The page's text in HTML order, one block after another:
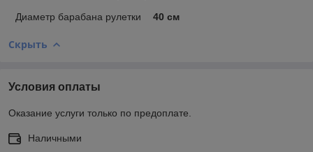
Диаметр барабана рулетки 40 см
Скрыть
Условия оплаты
Оказание услуги только по предоплате.
Наличными